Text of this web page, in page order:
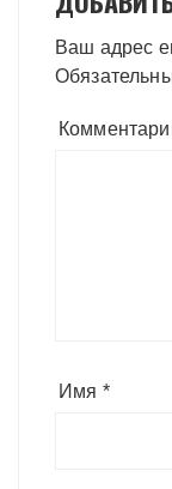
Ваш адрес
Имя *